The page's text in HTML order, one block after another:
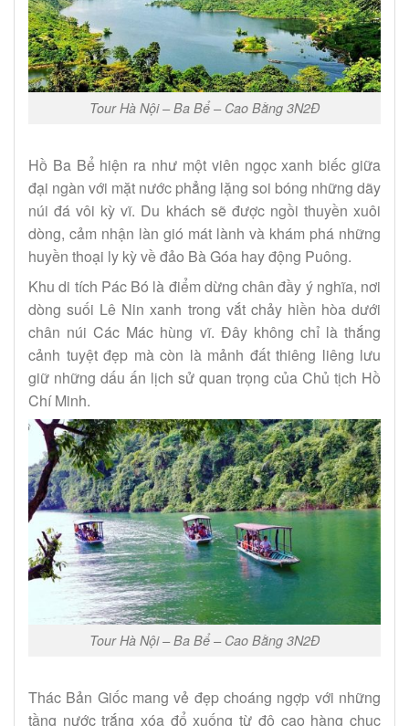
Tour Hà Nội – Ba Bể – Cao Bằng 3N2Đ
Hồ Ba Bể hiện ra như một viên ngọc xanh biếc giữa
đại ngàn với mặt nước phẳng lặng soi bóng những dãy
núi đá vôi kỳ vĩ. Du khách sẽ được ngồi thuyền xuôi
dòng, cảm nhận làn gió mát lành và khám phá những
huyền thoại ly kỳ về đảo Bà Góa hay động Puông.
Khu di tích Pác Bó là điểm dừng chân đầy ý nghĩa, nơi
dòng suối Lê Nin xanh trong vắt chảy hiền hòa dưới
chân núi Các Mác hùng vĩ. Đây không chỉ là thắng
cảnh tuyệt đẹp mà còn là mảnh đất thiêng liêng lưu
giữ những dấu ấn lịch sử quan trọng của Chủ tịch Hồ
Chí Minh.
Tour Hà Nội – Ba Bể – Cao Bằng 3N2Đ
Thác Bản Giốc mang vẻ đẹp choáng ngợp với những
tầng nước trắng xóa đổ xuống từ độ cao hàng chục